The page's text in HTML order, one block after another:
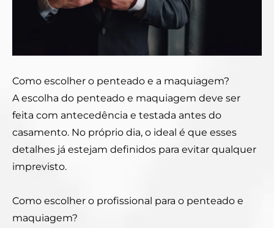
Como escolher o penteado e a maquiagem?
A escolha do penteado e maquiagem deve ser
feita com antecedência e testada antes do
casamento. No próprio dia, o ideal é que esses
detalhes já estejam definidos para evitar qualquer
imprevisto.
Como escolher o profissional para o penteado e
maquiagem?